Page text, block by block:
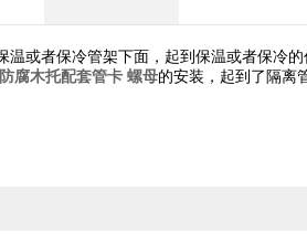
温或者保冷管架下面，起到保温或者保冷
腐木托配套管卡 螺母的安装，起到了隔离